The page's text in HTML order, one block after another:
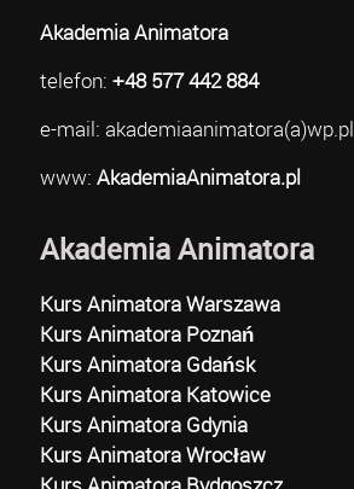
Akademia Animatora
telefon: +48 577 442 884
e-mail: akademiaanimatora(a)wp.pl
www: AkademiaAnimatora.pl
Akademia Animatora
Kurs Animatora Warszawa
Kurs Animatora Poznań
Kurs Animatora Gdańsk
Kurs Animatora Katowice
Kurs Animatora Gdynia
Kurs Animatora Wrocław